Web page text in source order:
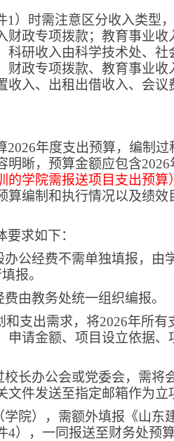
1 ）
时需注意区分收入类型
财政专项拨款；教育事业
科研收入由科学技术处、
财政专项拨款、教育事业
收入、出租出借收入、会
2026年度支出预算，编制
明晰，预算金额应包含2026
学院需报送项目支出预算）
算编制和执行情况以及绩
求如下：
公经费不需单独填报，由
报。
由教务处统一组织编报。
和支出需求，将2026年所有
申请金额、项目设立依据
长办公会或党委会，需将
件发送至指定邮箱作为立
院），需额外填报《山东
4），一同报送至财务处预